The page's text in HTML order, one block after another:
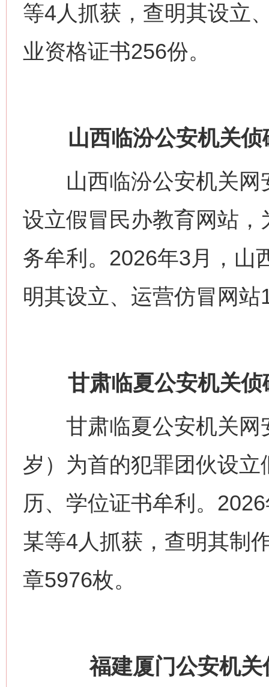
等4人抓获，查明其设立
业资格证书256份。
山西临汾公安机关
山西临汾公安机关网
设立假冒民办教育网站
务牟利。2026年3月，山
明其设立、运营仿冒网
甘肃临夏公安机关侦
甘肃临夏公安机关网
岁）为首的犯罪团伙设
历、学位证书牟利。
某等4人抓获，查明其制
章5976枚。
福建厦门公安机关